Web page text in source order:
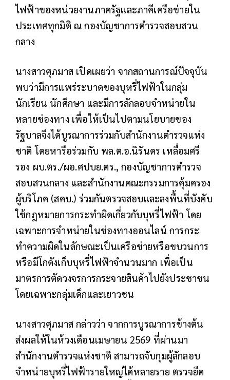
ไฟฟ้าของหน่วยงานภาครัฐและภาคีเครือข่ายใน
ประเทศทุกมิติ ณ กองบัญชาการตำรวจสอบสวน
กลาง
นางสาวศุภมาส เปิดเผยว่า จากสถานการณ์ปัจจุบัน
พบว่ามีการแพร่ระบาดของบุหรี่ไฟฟ้าในกลุ่ม
นักเรียน นักศึกษา และมีการลักลอบจำหน่ายใน
หลายช่องทาง เพื่อให้เป็นไปตามนโยบายของ
รัฐบาลจึงได้บูรณาการร่วมกับสำนักงานตำรวจแห่ง
ชาติ โดยหารือร่วมกับ พล.ต.อ.นิรันดร เหลื่อมศรี
รอง ผบ.ตร./ผอ.ศปบย.ตร., กองบัญชาการตำรวจ
สอบสวนกลาง และสำนักงานคณะกรรมการคุ้มครอง
ผู้บริโภค (สคบ.) ร่วมกันตรวจสอบและลงพื้นที่บังคับ
ใช้กฎหมายการกระทำผิดเกี่ยวกับบุหรี่ไฟฟ้า โดย
เฉพาะการจำหน่ายในช่องทางออนไลน์ การกระ
ทำความผิดในลักษณะเป็นเครือข่ายหรือขบวนการ
หรือมีโกดังเก็บบุหรี่ไฟฟ้าจำนวนมาก เพื่อเป็น
มาตรการตัดวงจรการกระจายสินค้าไปยังประชาชน
โดยเฉพาะกลุ่มเด็กและเยาวชน
นางสาวศุภมาส กล่าวว่า จากการบูรณาการข้างต้น
ส่งผลให้ในห้วงเดือนเมษายน 2569 ที่ผ่านมา
สำนักงานตำรวจแห่งชาติ สามารถจับกุมผู้ลักลอบ
จำหน่ายบุหรี่ไฟฟ้ารายใหญ่ได้หลายราย ตรวจยึด